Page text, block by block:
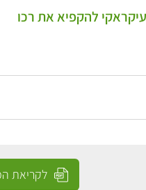
להירשם לקורס
לקנות ספר
להקפיא את רכו
לקריאת